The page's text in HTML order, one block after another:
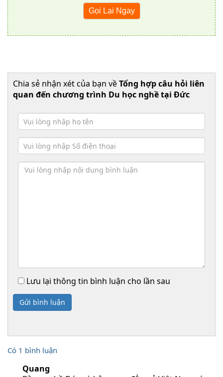
Chia sẻ nhận xét của bạn vềTổng hợp câu hỏi liên
quan đến chương trình Du học nghề tại Đức
Lưu lại thông tin bình luận cho lần sau
Gửi bình luận
Có 1 bình luận
Quang